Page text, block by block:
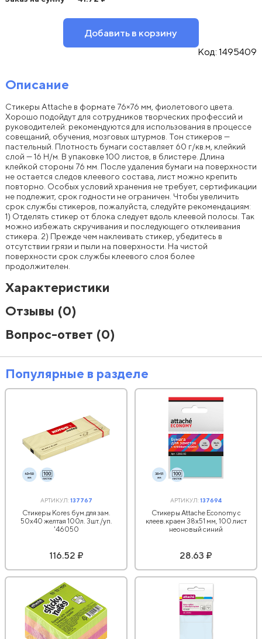
Добавить в корзину
Код: 1495409
Описание
Стикеры Attache в формате 76×76 мм, фиолетового цвета.
Хорошо подойдут для сотрудников творческих профессий и
руководителей: рекомендуются для использования в процессе
совещаний, обучения, мозговых штурмов. Тон стикеров —
пастельный. Плотность бумаги составляет 60 г/кв.м, клейкий
слой — 16 Н/м. В упаковке 100 листов, в блистере. Длина
клейкой стороны 76 мм. После удаления бумаги на поверхности
не остается следов клеевого состава, лист можно крепить
повторно. Особых условий хранения не требует, сертификации
не подлежит, срок годности не ограничен. Чтобы увеличить
срок службы стикеров, пожалуйста, следуйте рекомендациям:
1) Отделять стикер от блока следует вдоль клеевой полосы. Так
можно избежать скручивания и последующего отклеивания
стикера. 2) Прежде чем наклеивать стикер, убедитесь в
отсутствии грязи и пыли на поверхности. На чистой
поверхности срок службы клеевого слоя более
продолжителен.
Характеристики
Отзывы (0)
Вопрос-ответ (0)
Популярные в разделе
АРТИКУЛ:137767
Стикеры Kores бум.для зам.
50х40 желтая 100л. 3шт./уп.
'46050
116.52 ₽
АРТИКУЛ:137694
Стикеры Attache Economy с
клеев.краем 38x51 мм, 100 лист
неоновый синий
28.63 ₽